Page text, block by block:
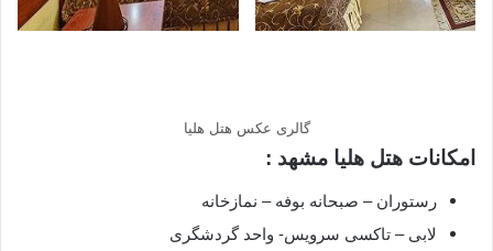
گالری عکس هتل هلیا
امکانات هتل هلیا مشهد :
رستوران – صبحانه بوفه – نمازخانه
لابی – تاکسی سرویس- واحد گردشگری